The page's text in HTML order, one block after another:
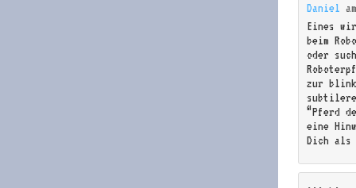
Daniel
Eines
beim
oder
zur
“Pferd
eine
Dich als